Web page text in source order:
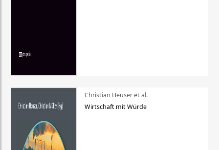
Christian Heuser et al.
Wirtschaft mit Würde